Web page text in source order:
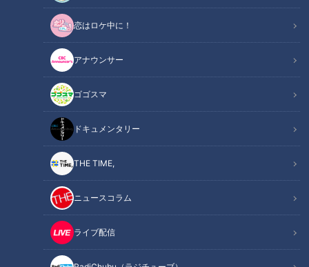
恋はロケ中に！
アナウンサー
ゴゴスマ
ドキュメンタリー
THE TIME,
ニュースコラム
ライブ配信
記事に戻る
この記事を見たあなたへのおすすめ